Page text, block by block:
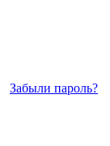
Забыли пароль?